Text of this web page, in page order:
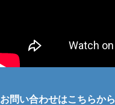
お問い合わせはこちらから